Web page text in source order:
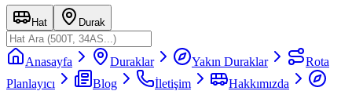
Hat Durak
Anasayfa Duraklar Yakın Duraklar
Rota
Planlayıcı
Blog İletişim
Hakkımızda